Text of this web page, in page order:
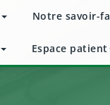
Notre savoir-
Espace patient